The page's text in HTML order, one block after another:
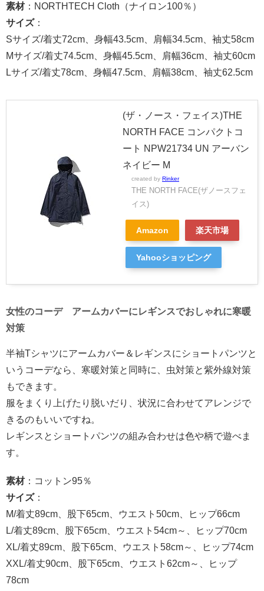
素材：NORTHTECH Cloth（ナイロン100％）
サイズ：
Sサイズ/着丈72cm、身幅43.5cm、肩幅34.5cm、袖丈58cm
Mサイズ/着丈74.5cm、身幅45.5cm、肩幅36cm、袖丈60cm
Lサイズ/着丈78cm、身幅47.5cm、肩幅38cm、袖丈62.5cm
(ザ・ノース・フェイス)THE
NORTH FACE コンパクトコ
ート NPW21734 UN アーバン
ネイビー M
created by Rinker
THE NORTH FACE(ザノースフェ
イス)
Amazon 楽天市場
Yahooショッピング
女性のコーデ アームカバーにレギンスでおしゃれに寒暖
対策
半袖Tシャツにアームカバー＆レギンスにショートパンツと
いうコーデなら、寒暖対策と同時に、虫対策と紫外線対策
もできます。
服をまくり上げたり脱いだり、状況に合わせてアレンジで
きるのもいいですね。
レギンスとショートパンツの組み合わせは色や柄で遊べま
す。
素材：コットン95％
サイズ：
M/着丈89cm、股下65cm、ウエスト50cm、ヒップ66cm
L/着丈89cm、股下65cm、ウエスト54cm～、ヒップ70cm
XL/着丈89cm、股下65cm、ウエスト58cm～、ヒップ74cm
XXL/着丈90cm、股下65cm、ウエスト62cm～、ヒップ
78cm